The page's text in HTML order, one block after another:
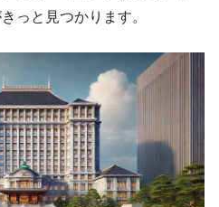
っと見つかります。